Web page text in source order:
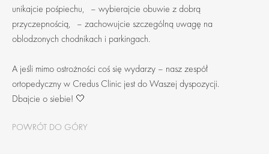
unikajcie pośpiechu, – wybierajcie obuwie z dobrą
przyczepnością, – zachowujcie szczególną uwagę na
oblodzonych chodnikach i parkingach.
A jeśli mimo ostrożności coś się wydarzy – nasz zespół
ortopedyczny w Credus Clinic jest do Waszej dyspozycji.
Dbajcie o siebie! 🤍
POWRÓT DO GÓRY